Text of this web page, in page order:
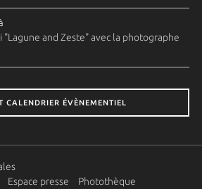
"Lagune and Zeste" avec la photographe
CALENDRIER ÉVÈNEMENTIEL
Espace presse
Photothèque